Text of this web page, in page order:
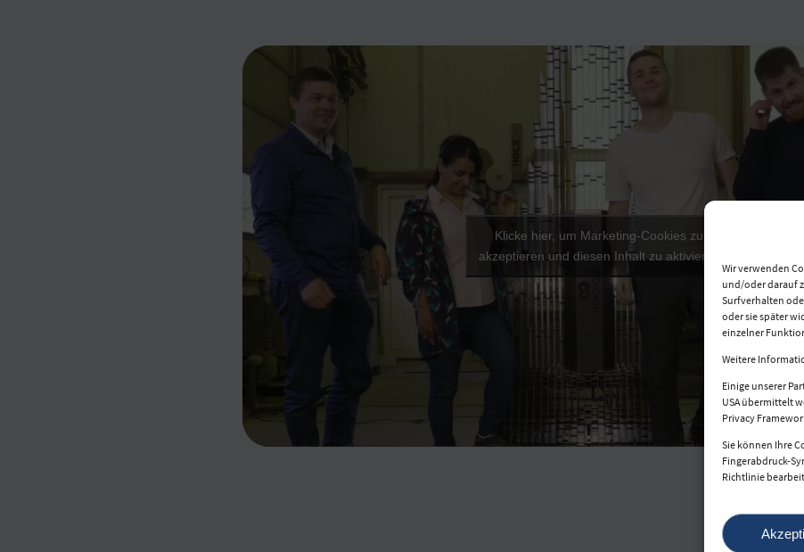
Wir verwenden
und/oder darauf
Surfverhalten
oder sie später
einzelner
Weitere
Einige unserer
USA übermittelt
Privacy
Sie können Ihre
Fingerabdruck-
Richtlinie
Klicke hier, um Marketing-Cookies zu
akzeptieren und diesen Inhalt zu aktivieren